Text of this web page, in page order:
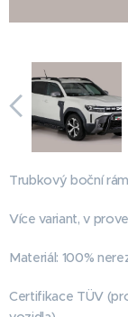
Trubkový boční
Více variant, v
Materiál: 100%
Certifikace TÜV